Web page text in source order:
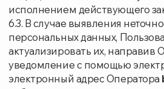
ЛИЦЕНЗИЯ:
УСЛУГИ
ВРАЧИ
ЦЕНЫ
О НАС
ОБОРУДОВАНИЕ
ПАЦИЕНТАМ
ОТЗЫВЫ
КОНТАКТЫ
ВАКАНСИИ